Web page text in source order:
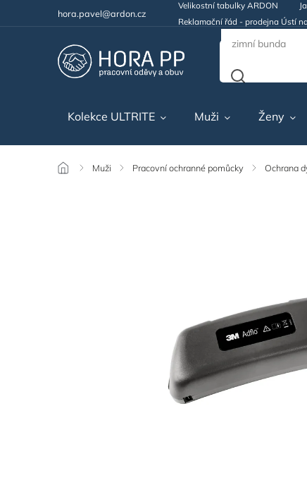
hora.pavel@ardon.cz
Velikostní tabulky ARDON
Reklamační řád - prodejna Ústí
Kolekce ULTRITE Muži Ženy
/ Muži / Pracovní ochranné pomůcky / Ochrana